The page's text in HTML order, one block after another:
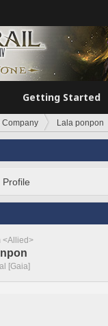
Getting Started
Company Lala ponpon
Profile
<Allied>
[Gaia]